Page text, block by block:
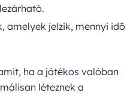
amelyek jelzik, mennyi idő
ha a játékos valóban
léteznek a